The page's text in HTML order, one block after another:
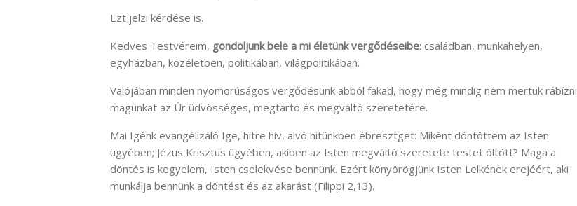
Ezt jelzi kérdése is.
Kedves Testvéreim, gondoljunk bele a mi életünk vergődéseibe: családban, munkahelyen,
egyházban, közéletben, politikában, világpolitikában.
Valójában minden nyomorúságos vergődésünk abból fakad, hogy még mindig nem mertük rábízni
magunkat az Úr üdvösséges, megtartó és megváltó szeretetére.
Mai Igénk evangélizáló Ige, hitre hív, alvó hitünkben ébresztget: Miként döntöttem az Isten
ügyében; Jézus Krisztus ügyében, akiben az Isten megváltó szeretete testet öltött? Maga a
döntés is kegyelem, Isten cselekvése bennünk. Ezért könyörögjünk Isten Lelkének erejéért, aki
munkálja bennünk a döntést és az akarást (Filippi 2,13).